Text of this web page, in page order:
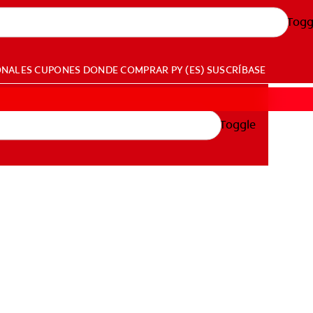
CUPONES DONDE COMPRAR PY (ES) SUSCRÍBASE
Toggle